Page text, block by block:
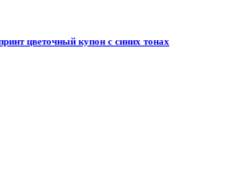
цветочный купон с синих тонах